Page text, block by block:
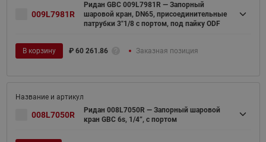
009L7981R
Ридан GBC 009L7981R — Запорный
шаровой кран, DN65, присоединительные
патрубки 3"1/8 с портом, под пайку ODF
В корзину ₽ 60 261.86 Заказная позиция
008L7050R
Ридан 008L7050R — Запорный шаровой
кран GBC 6s, 1/4”, с портом